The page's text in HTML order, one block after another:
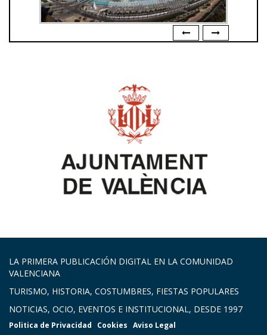
LA PRIMERA PUBLICACIÓN DIGITAL EN LA COMUNIDAD
VALENCIANA
TURISMO, HISTORIA, COSTUMBRES, FIESTAS POPULARES
NOTICIAS, OCIO, EVENTOS E INSTITUCIONAL, DESDE 1997
Politica de Privacidad Cookies Aviso Legal